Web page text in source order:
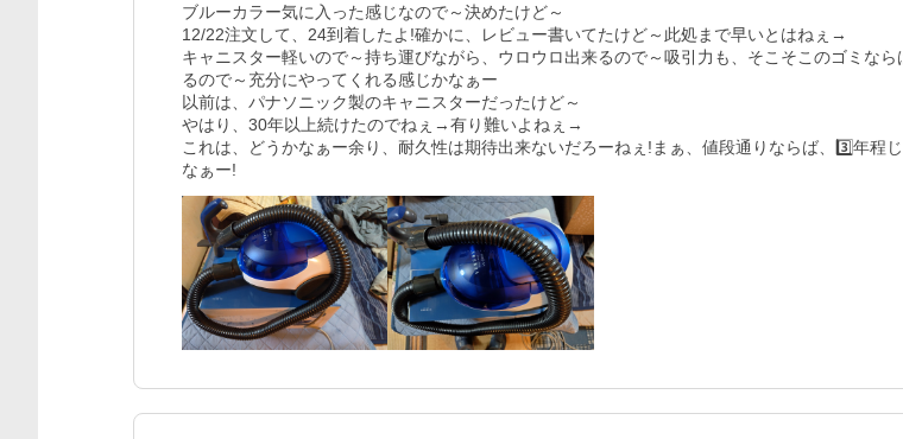
ブルーカラー気に入った感じなので～決めたけど～
12/22注文して、24到着したよ!確かに、レビュー書いてたけど～此処まで早いとはねぇ→
キャニスター軽いので～持ち運びながら、ウロウロ出来るので～吸引力も、そこそこのゴミなら
るので～充分にやってくれる感じかなぁー
以前は、パナソニック製のキャニスターだったけど～
やはり、30年以上続けたのでねぇ→有り難いよねぇ→
これは、どうかなぁー余り、耐久性は期待出来ないだろーねぇ!まぁ、値段通りならば、3️⃣年程
なぁー!